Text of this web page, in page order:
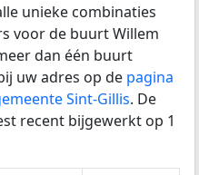
unieke combinaties
voor de buurt Willem
dan één buurt
uw adres op de pagina
Sint-Gillis. De
recent bijgewerkt op 1